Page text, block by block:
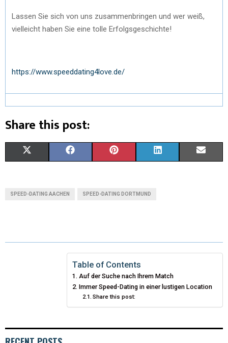
Lassen Sie sich von uns zusammenbringen und wer weiß,
vielleicht haben Sie eine tolle Erfolgsgeschichte!
https://www.speeddating4love.de/
Share this post:
T O
O
K
R
E
S
T
D
N
SPEED-DATING AACHEN SPEED-DATING DORTMUND
Table of Contents
Auf der Suche nach Ihrem Match
Immer Speed-Dating in einer lustigen Location
Share this post: